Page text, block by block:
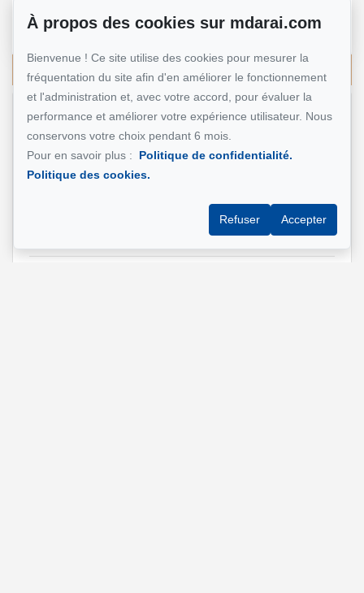
514 924-7445
Nom et prénom*
À propos des cookies sur mdarai.com
Bienvenue ! Ce site utilise des cookies pour mesurer la
fréquentation du site afin d'en améliorer le fonctionnement
et l'administration et, avec votre accord, pour évaluer la
performance et améliorer votre expérience utilisateur. Nous
conservons votre choix pendant 6 mois.
Pour en savoir plus :
Politique de confidentialité.
Politique des cookies.
Refuser Accepter